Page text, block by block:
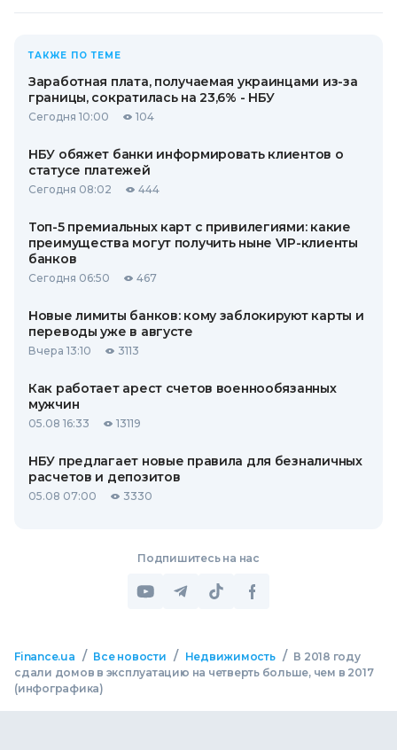
ТАКЖЕ ПО ТЕМЕ
Заработная плата, получаемая украинцами из-за
границы, сократилась на 23,6% - НБУ
Сегодня 10:00 104
НБУ обяжет банки информировать клиентов о
статусе платежей
Сегодня 08:02 444
Топ-5 премиальных карт с привилегиями: какие
преимущества могут получить ныне VIP-клиенты
банков
Сегодня 06:50 467
Новые лимиты банков: кому заблокируют карты и
переводы уже в августе
Вчера 13:10 3113
Как работает арест счетов военнообязанных
мужчин
05.08 16:33 13119
НБУ предлагает новые правила для безналичных
расчетов и депозитов
05.08 07:00 3330
Подпишитесь на нас
Finance.ua / Все новости / Недвижимость / В 2018 году
сдали домов в эксплуатацию на четверть больше, чем в 2017
(инфографика)